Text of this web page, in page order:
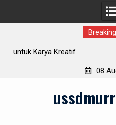
Strategi Jitu
08